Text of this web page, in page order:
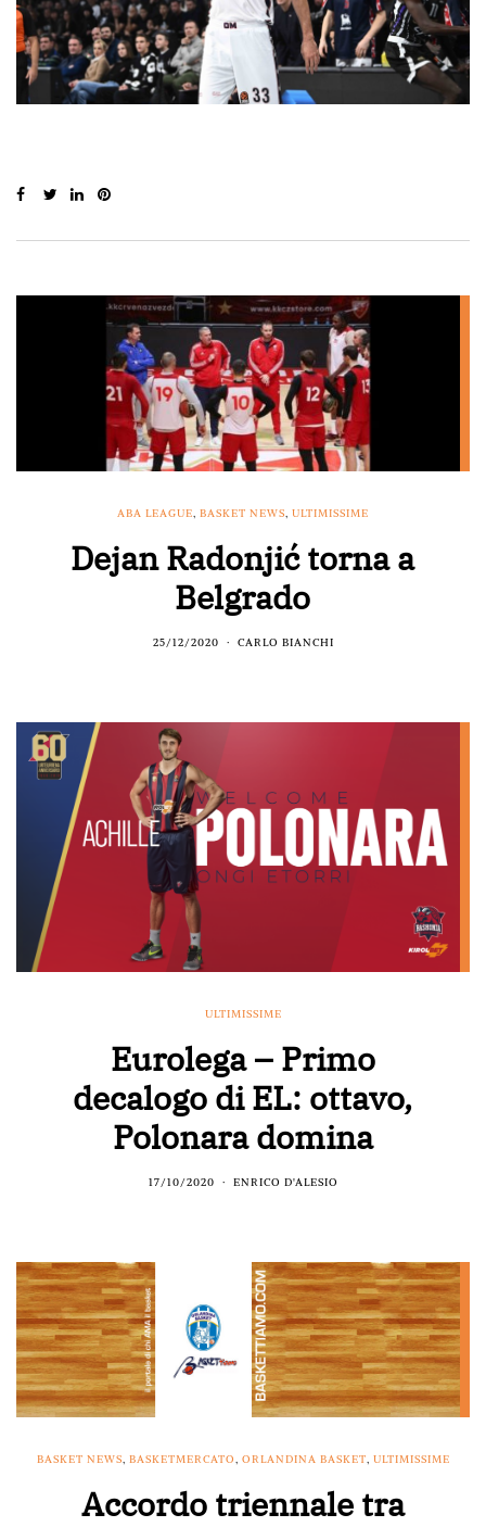
ABA LEAGUE BASKET NEWS ULTIMISSIME
Dejan Radonjić torna a
Belgrado
25/12/2020 CARLO BIANCHI
ULTIMISSIME
Eurolega – Primo
decalogo di EL: ottavo,
Polonara domina
17/10/2020 ENRICO D'ALESIO
BASKET NEWS, BASKETMERCATO, ORLANDINA BASKET, ULTIMISSIME
Accordo triennale tra